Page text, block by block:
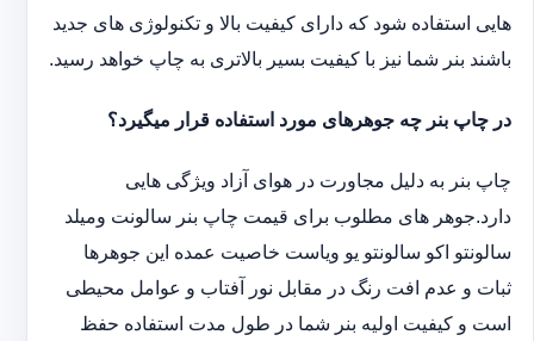
هایی استفاده شود که دارای کیفیت بالا و تکنولوژی های جدید
باشند بنر شما نیز با کیفیت بسیر بالاتری به چاپ خواهد رسید.
در چاپ بنر چه جوهرهای مورد استفاده قرار میگیرد؟
چاپ بنر به دلیل مجاورت در هوای آزاد ویژگی هایی
دارد.جوهر های مطلوب برای قیمت چاپ بنر سالونت ‏و‏‏میلد
سالونت‎و ‎‏اکو سالونت‎‎‏و یو وی‎‏است خاصیت عمده این ‏جوهرها
ثبات و عدم افت رنگ در مقابل نور آفتاب و عوامل محیطی
است و کیفیت اولیه بنر شما در طول مدت استفاده حفظ